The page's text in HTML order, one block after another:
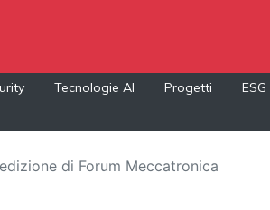
Tecnologie AI Progetti ESG
di Forum Meccatronica